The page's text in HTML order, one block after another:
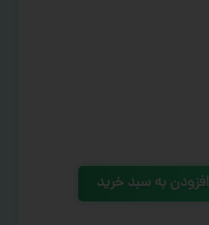
افزودن به سبد خرید